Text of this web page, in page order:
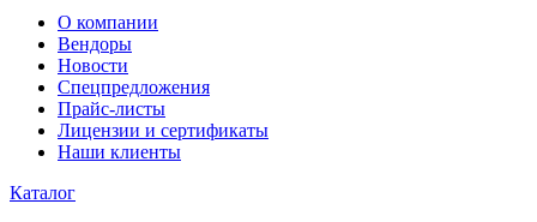
О компании
Вендоры
Новости
Спецпредложения
Прайс-листы
Лицензии и сертификаты
Наши клиенты
Каталог